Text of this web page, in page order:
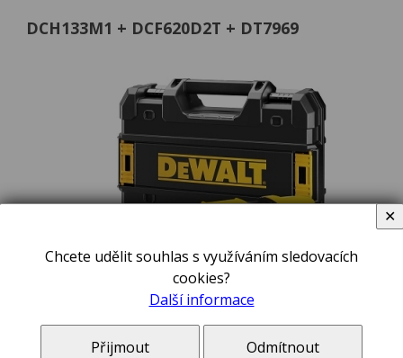
DCH133M1 + DCF620D2T + DT7969
Chcete udělit souhlas s využíváním sledovacích
cookies?
Další informace
Přijmout Odmítnout
✕